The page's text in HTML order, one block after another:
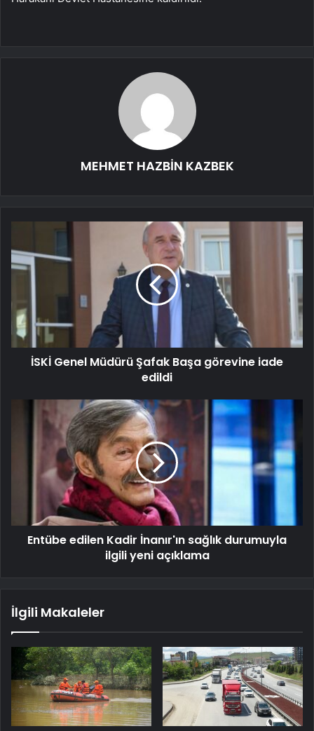
MEHMET HAZBİN KAZBEK
İSKİ Genel Müdürü Şafak Başa görevine iade
edildi
Entübe edilen Kadir İnanır'ın sağlık durumuyla
ilgili yeni açıklama
İlgili Makaleler